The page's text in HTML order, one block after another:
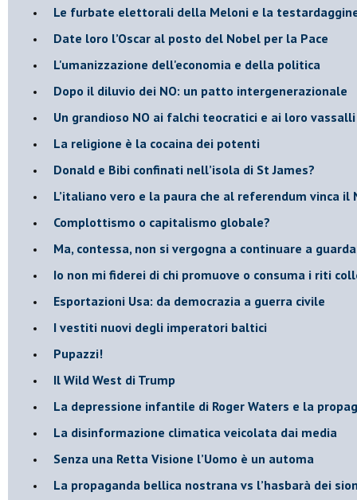
​Le furbate elettorali della Meloni e la
​Date loro l’Oscar al posto del Nobel per la Pace
L'umanizzazione dell'economia e della politica
​Dopo il diluvio dei NO: un patto intergenerazionale
​Un grandioso NO ai falchi teocratici e ai loro vassalli
La religione è la cocaina dei potenti
Donald e Bibi confinati nell’isola di St James?
L’italiano vero e la paura che al referendum vinca il
​Complottismo o capitalismo globale?
​Ma, contessa, non si vergogna a continuare a
​Io non mi fiderei di chi promuove o consuma i riti
Esportazioni Usa: da democrazia a guerra civile
​I vestiti nuovi degli imperatori baltici
​Pupazzi!
​Il Wild West di Trump
​La depressione infantile di Roger Waters e la
​La disinformazione climatica veicolata dai media
Senza una Retta Visione l’Uomo è un automa
​La propaganda bellica nostrana vs l’hasbarà dei